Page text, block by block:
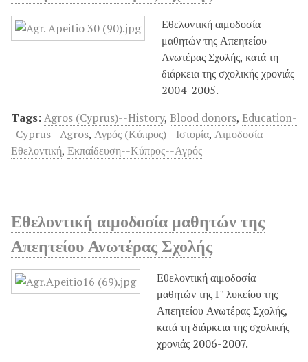
Εθελοντική αιμοδοσία
μαθητών της Απεητείου
Ανωτέρας Σχολής, κατά τη
διάρκεια της σχολικής χρονιάς
2004-2005.
Tags:Agros (Cyprus)--History, Blood donors, Education-
-Cyprus--Agros, Αγρός (Κύπρος)--Ιστορία, Αιμοδοσία--
Εθελοντική, Εκπαίδευση--Κύπρος--Αγρός
Εθελοντική αιμοδοσία μαθητών της
Απεητείου Ανωτέρας Σχολής
Εθελοντική αιμοδοσία
μαθητών της Γ' λυκείου της
Απεητείου Ανωτέρας Σχολής,
κατά τη διάρκεια της σχολικής
χρονιάς 2006-2007.